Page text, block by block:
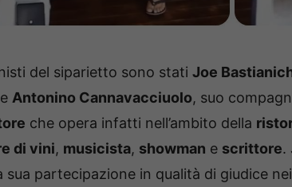
del siparietto sono stati Joe
Antonino Cannavacciuolo, suo
che opera infatti nell’ambito della
di vini, musicista, showman e scrittore.
sua partecipazione in qualità di giudice